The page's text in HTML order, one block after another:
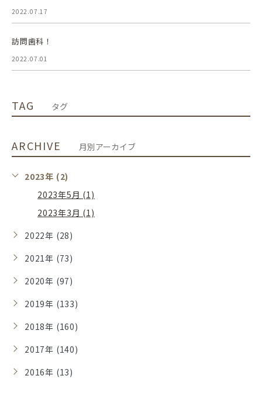
2022.07.17
訪問歯科！
2022.07.01
TAG タグ
ARCHIVE 月別アーカイブ
2023年 (2)
2023年5月 (1)
2023年3月 (1)
2022年 (28)
2021年 (73)
2020年 (97)
2019年 (133)
2018年 (160)
2017年 (140)
2016年 (13)